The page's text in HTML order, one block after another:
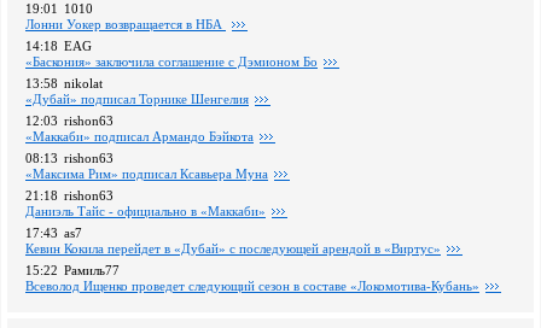
19:01
1010
Лонни Уокер возвращается в НБА
14:18 EAG
«Баскония» заключила соглашение с Дэмионом Бо
13:58 nikolat
«Дубай» подписал Торнике Шенгелия
12:03 rishon63
«Маккаби» подписал Армандо Бэйкота
08:13 rishon63
«Максима Рим» подписал Ксавьера Муна
21:18 rishon63
Даниэль Тайс - официально в «Маккаби»
17:43 as7
Кевин Кокила перейдет в «Дубай» с последующей арендой в «Виртус»
15:22 Рамиль77
Всеволод Ищенко проведет следующий сезон в составе «Локомотива-Кубань»